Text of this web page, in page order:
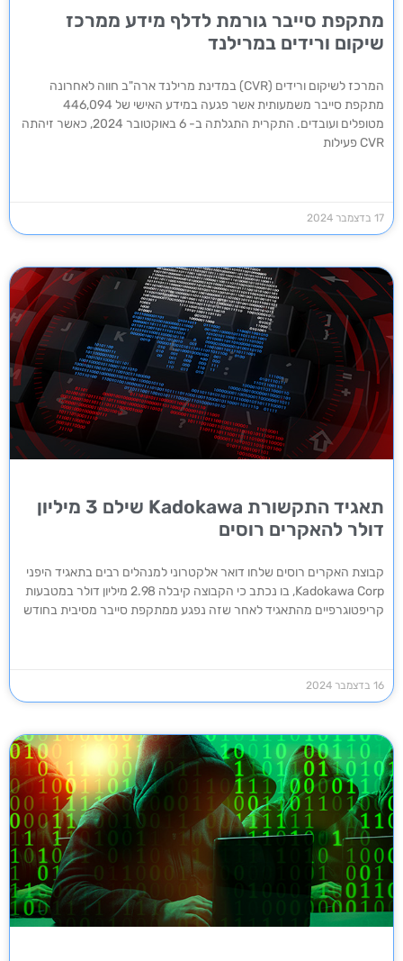
מתקפת סייבר גורמת לדלף מידע ממרכז
שיקום ורידים במרילנד
המרכז לשיקום ורידים (CVR) במדינת מרילנד ארה"ב חווה לאחרונה
מתקפת סייבר משמעותית אשר פגעה במידע האישי של 446,094
מטופלים ועובדים. התקרית התגלתה ב- 6 באוקטובר 2024, כאשר זיהתה
CVR פעילות
17 בדצמבר 2024
תאגיד התקשורת Kadokawa שילם 3 מיליון
דולר להאקרים רוסים
קבוצת האקרים רוסים שלחו דואר אלקטרוני למנהלים רבים בתאגיד היפני
Kadokawa Corp, בו נכתב כי הקבוצה קיבלה 2.98 מיליון דולר במטבעות
קריפטוגרפיים מהתאגיד לאחר שזה נפגע ממתקפת סייבר מסיבית בחודש
16 בדצמבר 2024